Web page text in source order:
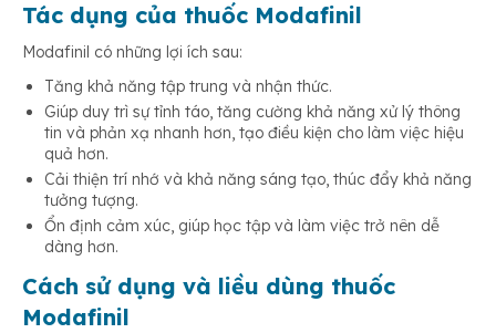
Tác dụng của thuốc Modafinil
Modafinil có những lợi ích sau:
Tăng khả năng tập trung và nhận thức.
Giúp duy trì sự tỉnh táo, tăng cường khả năng xử lý thông
tin và phản xạ nhanh hơn, tạo điều kiện cho làm việc hiệu
quả hơn.
Cải thiện trí nhớ và khả năng sáng tạo, thúc đẩy khả năng
tưởng tượng.
Ổn định cảm xúc, giúp học tập và làm việc trở nên dễ
dàng hơn.
Cách sử dụng và liều dùng thuốc
Modafinil